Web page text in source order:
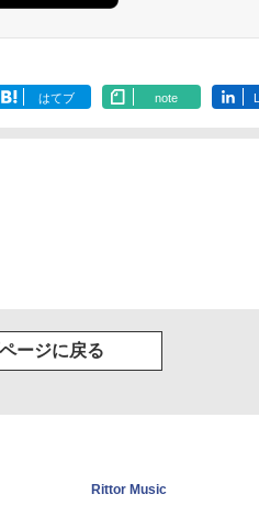
はてブ note
ージに戻る
Rittor Music